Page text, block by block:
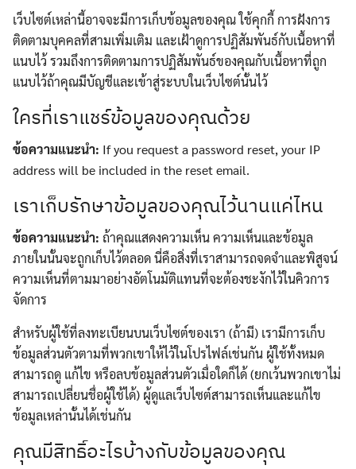
เว็บไซต์เหล่านี้อาจจะมีการเก็บข้อมูลของคุณ ใช้คุกกี้ การฝังการ
ติดตามบุคคลที่สามเพิ่มเติม และเฝ้าดูการปฏิสัมพันธ์กับเนื้อหาที่
แนบไว้ รวมถึงการติดตามการปฏิสัมพันธ์ของคุณกับเนื้อหาที่ถูก
แนบไว้ถ้าคุณมีบัญชีและเข้าสู่ระบบในเว็บไซต์นั้นไว้
ใครที่เราแชร์ข้อมูลของคุณด้วย
ข้อความแนะนำ: If you request a password reset, your IP
address will be included in the reset email.
เราเก็บรักษาข้อมูลของคุณไว้นานแค่ไหน
ข้อความแนะนำ: ถ้าคุณแสดงความเห็น ความเห็นและข้อมูล
ภายในนั้นจะถูกเก็บไว้ตลอด นี่คือสิ่งที่เราสามารถจดจำและพิสูจน์
ความเห็นที่ตามมาอย่างอัตโนมัติแทนที่จะต้องชะงักไว้ในคิวการ
จัดการ
สำหรับผู้ใช้ที่ลงทะเบียนบนเว็บไซต์ของเรา (ถ้ามี) เรามีการเก็บ
ข้อมูลส่วนตัวตามที่พวกเขาให้ไว้ในโปรไฟล์เช่นกัน ผู้ใช้ทั้งหมด
สามารถดู แก้ไข หรือลบข้อมูลส่วนตัวเมื่อใดก็ได้ (ยกเว้นพวกเขาไม่
สามารถเปลี่ยนชื่อผู้ใช้ได้) ผู้ดูแลเว็บไซต์สามารถเห็นและแก้ไข
ข้อมูลเหล่านั้นได้เช่นกัน
คุณมีสิทธิ์อะไรบ้างกับข้อมูลของคุณ